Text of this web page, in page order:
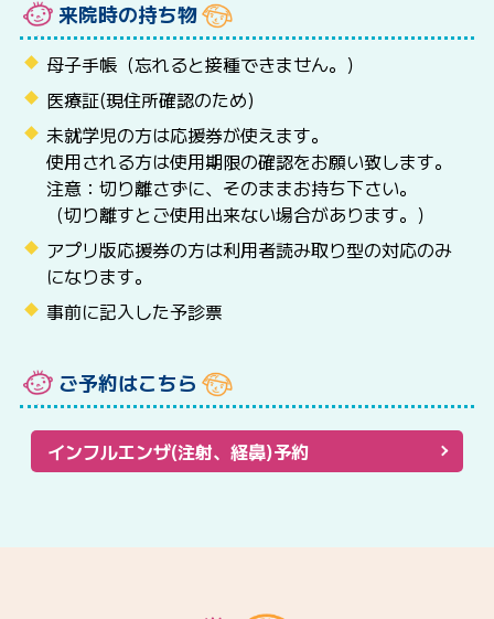
来院時の持ち物
母子手帳（忘れると接種できません。）
医療証(現住所確認のため)
未就学児の方は応援券が使えます。
使用される方は使用期限の確認をお願い致します。
注意：切り離さずに、そのままお持ち下さい。
（切り離すとご使用出来ない場合があります。）
アプリ版応援券の方は利用者読み取り型の対応のみ
になります。
事前に記入した予診票
ご予約はこちら
インフルエンザ(注射、経鼻)予約